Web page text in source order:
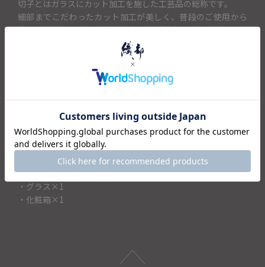
切子とはガラスにカット加工を施した工芸品の総称です。
細部までこだわったカット加工が美しく、普段のご使用から
特別な日のおもてなし用にと幅広くご使用いただけ、おもて
なしの席には特におすすめです。
箱付きなのでお祝いや贈り物にもぴったりで、ご結婚や成
人、お誕生日やご就職のお祝いにも選ばれています。
大切な記念日やおめでたいお祝い事などの贈り物に織部の切
子はいかがでしょうか。
＜セット内容＞
・グラス×1
・化粧箱×1